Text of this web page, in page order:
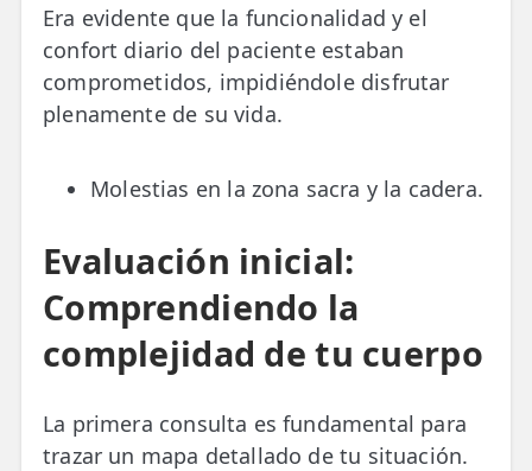
Ciática
Bursitis de Hombro
Síndrome Piramidal
Tendinitis de Aquiles
Era evidente que la funcionalidad y el
confort diario del paciente estaban
comprometidos, impidiéndole disfrutar
plenamente de su vida.
Molestias en la zona sacra y la cadera.
Evaluación inicial:
Comprendiendo la
complejidad de tu cuerpo
La primera consulta es fundamental para
trazar un mapa detallado de tu situación.